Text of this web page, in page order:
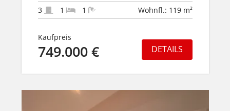
3 1 1 Wohnfl.: 119 m²
Kaufpreis
749.000 € DETAILS